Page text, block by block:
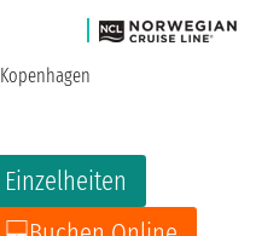
Einzelheiten
Kopenhagen